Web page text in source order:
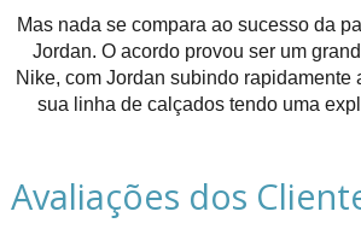
Mas nada se compara ao sucesso da
Jordan. O acordo provou ser um
Nike, com Jordan subindo rapidamente
sua linha de calçados tendo uma
Avaliações dos